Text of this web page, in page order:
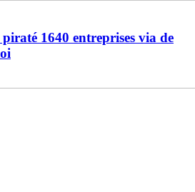
1640 entreprises via de